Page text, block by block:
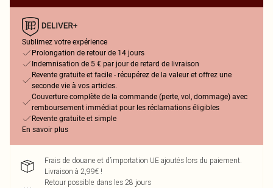
Sublimez votre expérience
Prolongation de retour de 14 jours
Indemnisation de 5 € par jour de retard de livraison
Revente gratuite et facile - récupérez de la valeur et offrez une
seconde vie à vos articles.
Couverture complète de la commande (perte, vol, dommage) avec
remboursement immédiat pour les réclamations éligibles
Revente gratuite et simple
En savoir plus
Frais de douane et d’importation UE ajoutés lors du paiement.
Livraison à 2,99€ !
Retour possible dans les 28 jours